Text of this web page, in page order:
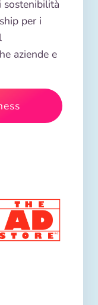
per i
aziende e